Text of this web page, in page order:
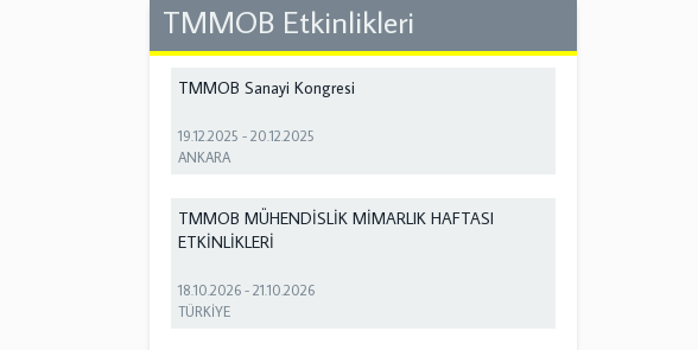
TMMOB Etkinlikleri
TMMOB Sanayi Kongresi
19.12.2025 -20.12.2025
ANKARA
TMMOB MÜHENDİSLİK MİMARLIK HAFTASI
ETKİNLİKLERİ
18.10.2026 -21.10.2026
TÜRKİYE